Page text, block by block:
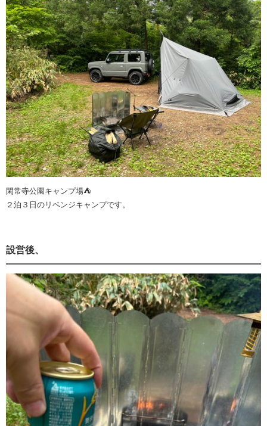
閑常寺公園キャンプ場⛺️
２泊３日のリベンジキャンプです。
設営後、